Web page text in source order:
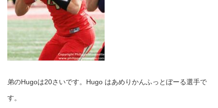
弟のHugoは20さいです。Hugo はあめりかんふっとぼーる選手で
す。